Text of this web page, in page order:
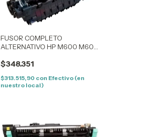
FUSOR COMPLETO
ALTERNATIVO HP M600 M601
$348.351
$313.515,90 con Efectivo (en
nuestro local)